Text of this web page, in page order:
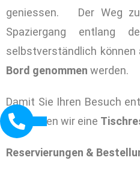
geniessen. Der Weg
Spaziergang entlang
selbstverständlich können
Bord genommen werden.
Damit Sie Ihren Besuch
empfehlen wir eine
Reservierungen &